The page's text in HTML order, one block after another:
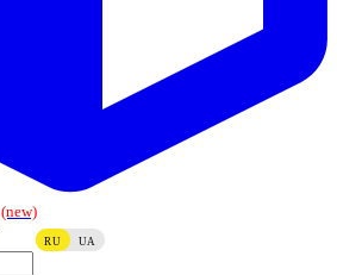
(new)
RU UA